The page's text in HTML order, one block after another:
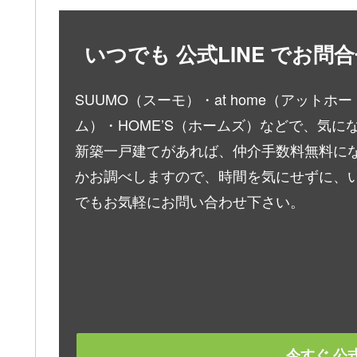
いつでも 公式LINE でお問
SUUMO（スーモ）・at home（アットホー
ム）・HOME’S（ホームズ）などで、気に
新築一戸建てがあれば、仲介手数料無料に
かお調べしますので、時間を気にせずに、
でもお気軽にお問い合わせ下さい。